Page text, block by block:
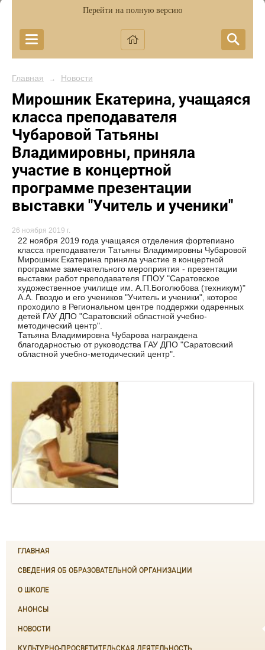
Перейти на полную версию
Главная → Новости
Мирошник Екатерина, учащаяся
класса преподавателя
Чубаровой Татьяны
Владимировны, приняла
участие в концертной
программе презентации
выставки "Учитель и ученики"
26 ноября 2019 г.
22 ноября 2019 года учащаяся отделения фортепиано
класса преподавателя Татьяны Владимировны Чубаровой
Мирошник Екатерина приняла участие в концертной
программе замечательного мероприятия - презентации
выставки работ преподавателя ГПОУ "Саратовское
художественное училище им. А.П.Боголюбова (техникум)"
А.А. Гвоздю и его учеников "Учитель и ученики", которое
проходило в Региональном центре поддержки одаренных
детей ГАУ ДПО "Саратовский областной учебно-
методический центр".
Татьяна Владимировна Чубарова награждена
благодарностью от руководства ГАУ ДПО "Саратовский
областной учебно-методический центр".
ГЛАВНАЯ
СВЕДЕНИЯ ОБ ОБРАЗОВАТЕЛЬНОЙ ОРГАНИЗАЦИИ
О ШКОЛЕ
АНОНСЫ
НОВОСТИ
КУЛЬТУРНО-ПРОСВЕТИТЕЛЬСКАЯ ДЕЯТЕЛЬНОСТЬ